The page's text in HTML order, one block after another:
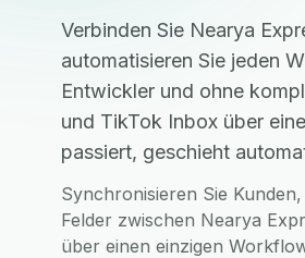
Verbinden Sie Nearya
automatisieren Sie jeden
Entwickler und ohne
und TikTok Inbox über
passiert, geschieht
Synchronisieren Sie
Felder zwischen Nearya
über einen einzigen